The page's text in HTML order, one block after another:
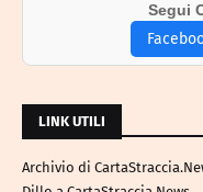
Segui
LINK UTILI
Archivio di